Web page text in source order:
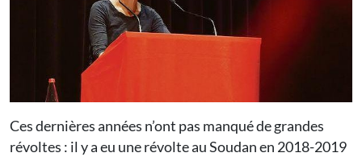
Ces dernières années n’ont pas manqué de grandes
révoltes : il y a eu une révolte au Soudan en 2018-2019